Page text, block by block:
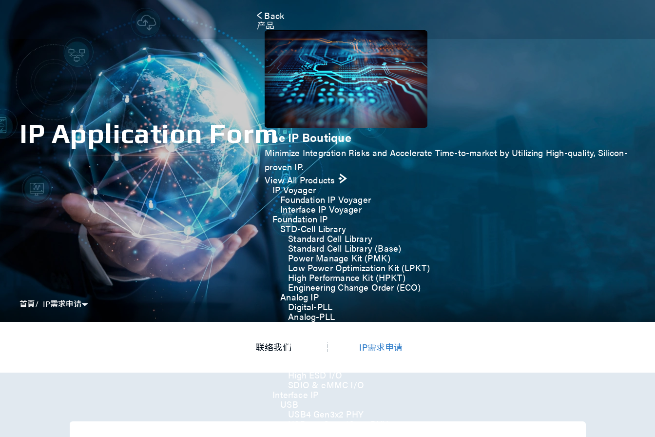
Back
产品
The IP Boutique
Minimize Integration Risks and Accelerate Time-to-market by Utilizing High-quality, Silicon-
proven IP.
View All Products
IP Voyager
Foundation IP Voyager
Interface IP Voyager
Foundation IP
STD-Cell Library
Standard Cell Library
Standard Cell Library (Base)
Power Manage Kit (PMK)
Low Power Optimization Kit (LPKT)
High Performance Kit (HPKT)
Engineering Change Order (ECO)
Analog IP
Digital-PLL
Analog-PLL
ADC / Temp. Sensor
Memory Compiler
I/O
High ESD I/O
SDIO & eMMC I/O
Interface IP
USB
USB4 Gen3x2 PHY
USB 3.2 Gen2/Gen1 PHY
IP Application Form
首頁 IP需求申请
联络我们 IP需求申请